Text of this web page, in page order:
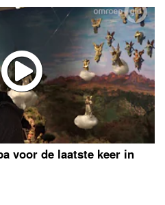
voor de laatste keer in